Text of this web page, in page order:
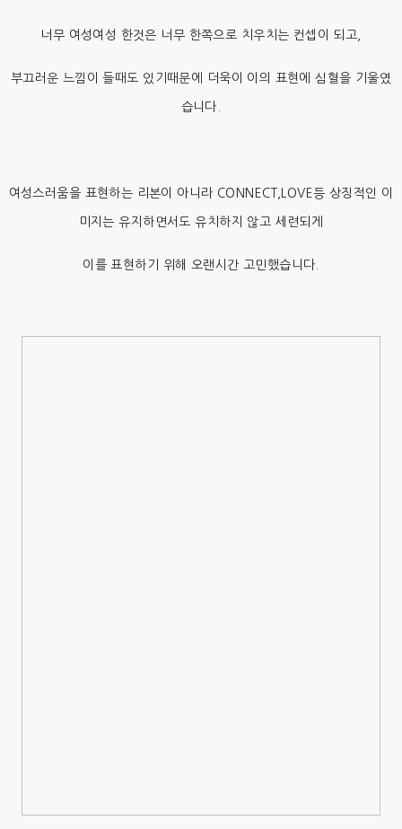
너무 여성여성 한것은 너무 한쪽으로 치우치는 컨셉이 되고,
부끄러운 느낌이 들때도 있기때문에 더욱이 이의 표현에 심혈을 기울였
습니다.
여성스러움을 표현하는 리본이 아니라 CONNECT,LOVE등 상징적인 이
미지는 유지하면서도 유치하지 않고 세련되게
이를 표현하기 위해 오랜시간 고민했습니다.